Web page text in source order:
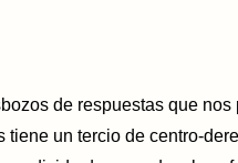
de respuestas que
un tercio de centro-